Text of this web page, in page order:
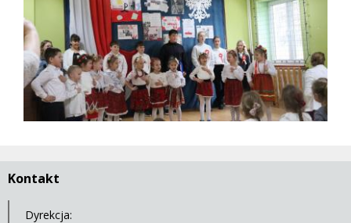
Kontakt
Dyrekcja: